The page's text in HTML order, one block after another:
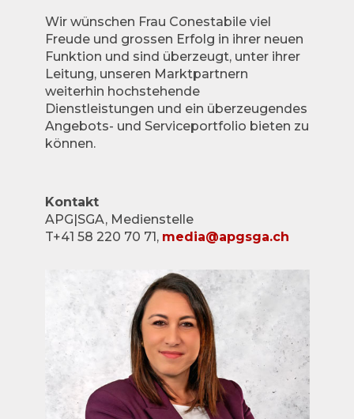
Wir wünschen Frau Conestabile viel
Freude und grossen Erfolg in ihrer neuen
Funktion und sind überzeugt, unter ihrer
Leitung, unseren Marktpartnern
weiterhin hochstehende
Dienstleistungen und ein überzeugendes
Angebots- und Serviceportfolio bieten zu
können.
Kontakt
APG|SGA, Medienstelle
T+41 58 220 70 71, media@apgsga.ch